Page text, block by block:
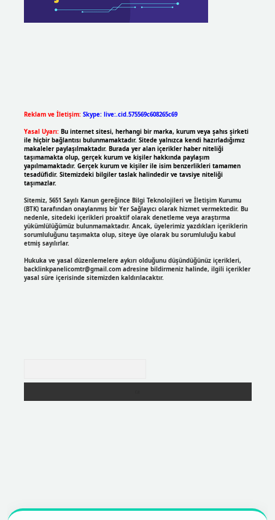
Reklam ve İletişim: Skype: live:.cid.575569c608265c69
Yasal Uyarı: Bu internet sitesi, herhangi bir marka, kurum veya şahıs şirketi
ile hiçbir bağlantısı bulunmamaktadır. Sitede yalnızca kendi hazırladığımız
makaleler paylaşılmaktadır. Burada yer alan içerikler haber niteliği
taşımamakta olup, gerçek kurum ve kişiler hakkında paylaşım
yapılmamaktadır. Gerçek kurum ve kişiler ile isim benzerlikleri tamamen
tesadüfidir. Sitemizdeki bilgiler taslak halindedir ve tavsiye niteliği
taşımazlar.
Sitemiz, 5651 Sayılı Kanun gereğince Bilgi Teknolojileri ve İletişim Kurumu
(BTK) tarafından onaylanmış bir Yer Sağlayıcı olarak hizmet vermektedir. Bu
nedenle, sitedeki içerikleri proaktif olarak denetleme veya araştırma
yükümlülüğümüz bulunmamaktadır. Ancak, üyelerimiz yazdıkları içeriklerin
sorumluluğunu taşımakta olup, siteye üye olarak bu sorumluluğu kabul
etmiş sayılırlar.
Hukuka ve yasal düzenlemelere aykırı olduğunu düşündüğünüz içerikleri,
backlinkpanelicomtr@gmail.comadresine bildirmeniz halinde, ilgili içerikler
yasal süre içerisinde sitemizden kaldırılacaktır.